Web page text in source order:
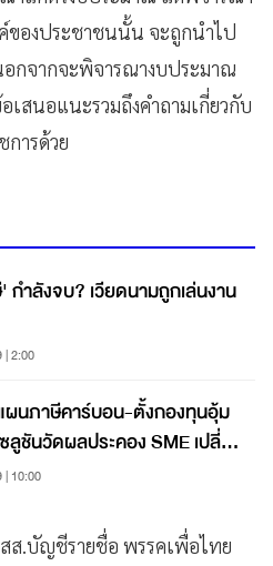
ของประชาชนนั้น จะถูกนำไป
อกจากจะพิจารณางบประมาณ
เสนอแนะรวมถึงคำถามเกี่ยวกับ
การด้วย
ำลังจบ? เวียดนามถูกเล่นงาน
| 2:00
ผนภาษีคาร์บอน-ตั้งกองทุนอุ้ม
ลูชันวัดผลประคอง SME เปลี่ยน
10:00
.บัญชีรายชื่อ พรรคเพื่อไทย